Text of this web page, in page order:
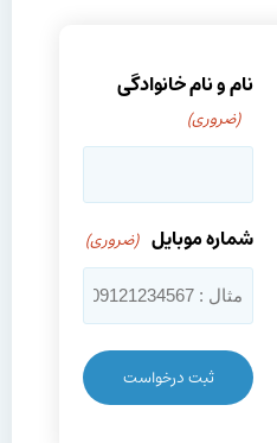
نام و نام خانوادگی
(ضروری)
شماره موبایل (ضروری)